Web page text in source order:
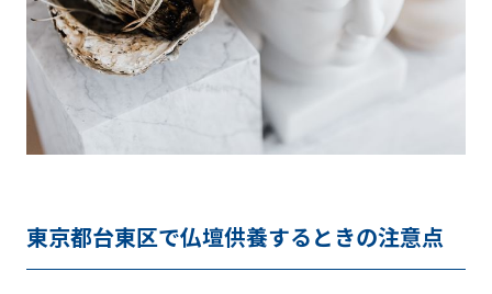
東京都台東区で仏壇供養するときの注意点